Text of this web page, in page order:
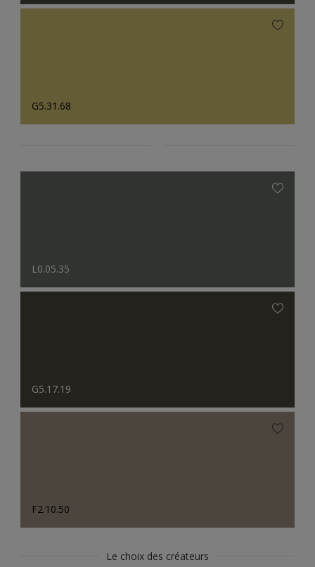
G5.31.68
L0.05.35
G5.17.19
F2.10.50
Le choix des créateurs